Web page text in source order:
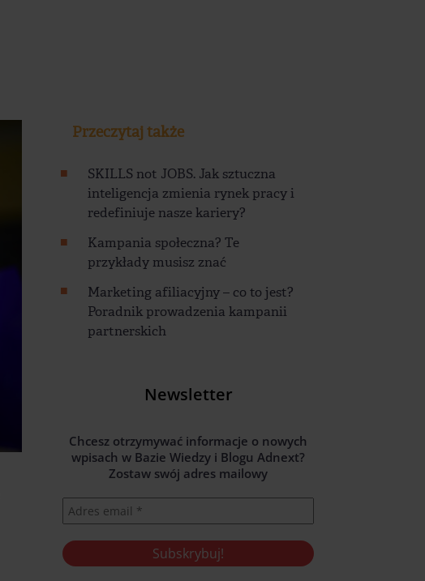
Przeczytaj także
SKILLS not JOBS. Jak sztuczna
inteligencja zmienia rynek pracy i
redefiniuje nasze kariery?
Kampania społeczna? Te
przykłady musisz znać
Marketing afiliacyjny – co to jest?
Poradnik prowadzenia kampanii
partnerskich
Newsletter
Chcesz otrzymywać informacje o nowych
wpisach w Bazie Wiedzy i Blogu Adnext?
Zostaw swój adres mailowy